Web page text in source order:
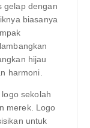
gelap dengan
biasanya
hijau
harmoni.
sekolah
merek. Logo
untuk